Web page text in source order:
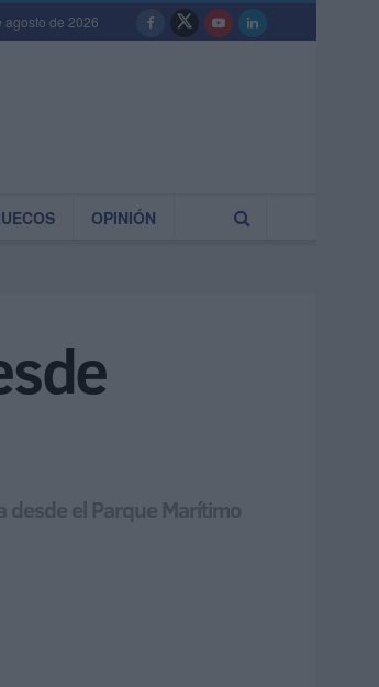
agosto de 2026
OPINIÓN
el Parque Marítimo